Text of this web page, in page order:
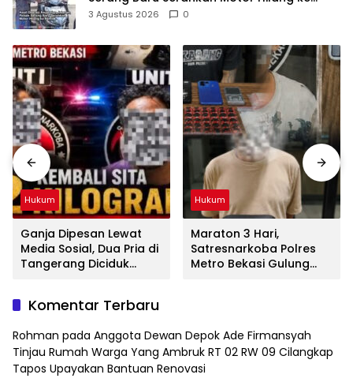
Pemilik
3 Agustus 2026 0
Hukum
Ganja Dipesan Lewat
Media Sosial, Dua Pria di
Tangerang Diciduk
Hukum
Maraton 3 Hari,
Satresnarkoba Polres
Metro Bekasi Gulung
Komentar Terbaru
Rohman pada Anggota Dewan Depok Ade Firmansyah
Tinjau Rumah Warga Yang Ambruk RT 02 RW 09 Cilangkap
Tapos Upayakan Bantuan Renovasi